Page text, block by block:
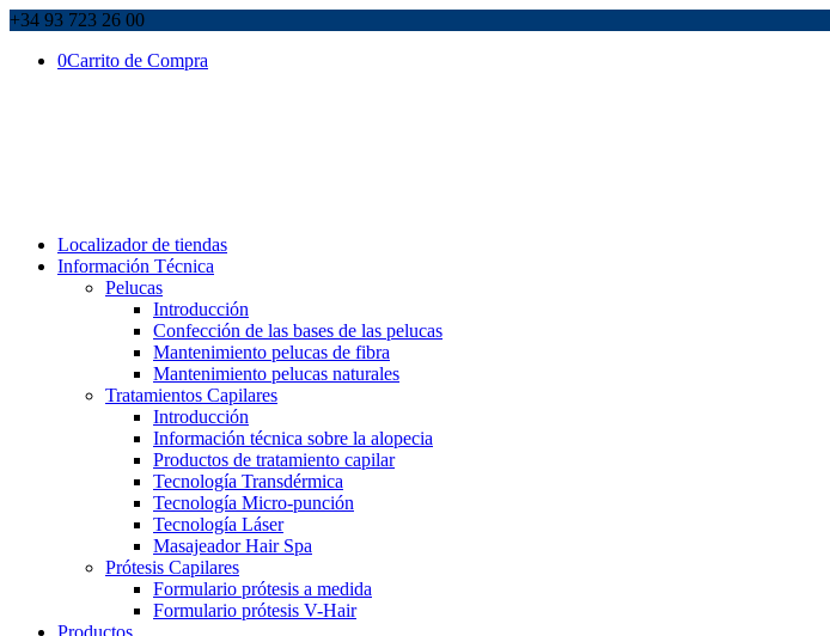
+34 93 723 26 00
0Carrito de Compra
Localizador de tiendas
Información Técnica
Pelucas
Introducción
Confección de las bases de las pelucas
Mantenimiento pelucas de fibra
Mantenimiento pelucas naturales
Tratamientos Capilares
Introducción
Información técnica sobre la alopecia
Productos de tratamiento capilar
Tecnología Transdérmica
Tecnología Micro-punción
Tecnología Láser
Masajeador Hair Spa
Prótesis Capilares
Formulario prótesis a medida
Formulario prótesis V-Hair
Productos